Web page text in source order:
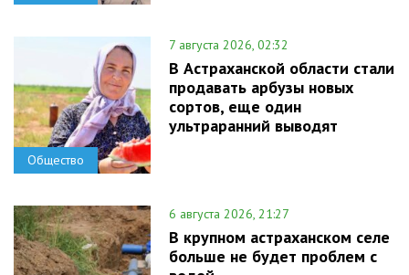
Общество
7 августа 2026, 02:32
В Астраханской области стали
продавать арбузы новых
сортов, еще один
ультраранний выводят
6 августа 2026, 21:27
В крупном астраханском селе
больше не будет проблем с